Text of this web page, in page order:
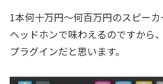
1本何十万円～何百万円のスピー
ヘッドホンで味わえるのですから
プラグインだと思います。